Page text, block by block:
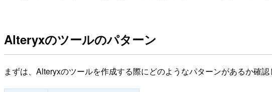
Alteryxのツールのパターン
まずは、Alteryxのツールを作成する際にどのようなパターンがあるか確